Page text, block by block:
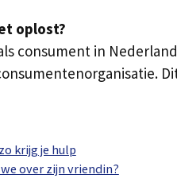
oplost?
consument in
krijg je hulp
over zijn vriendin?